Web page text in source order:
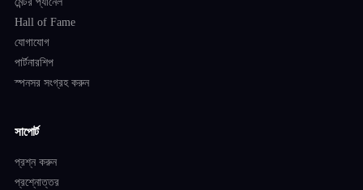
Hall of Fame
যোগাযোগ
পার্টনারশিপ
স্পনসর সংগ্রহ করুন
সাপোর্ট
প্রশ্ন করুন
প্রশ্নোত্তর